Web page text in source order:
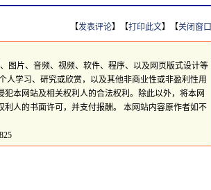
【发表评论】【打印此文】【关闭窗口
片、音频、视频、软件、程序、以及网页版式设计等
人学习、研究或欣赏，以及其他非商业性或非盈利性用
本网站及相关权利人的合法权利。除此以外，将本网
人的书面许可，并支付报酬。 本网站内容原作者如不